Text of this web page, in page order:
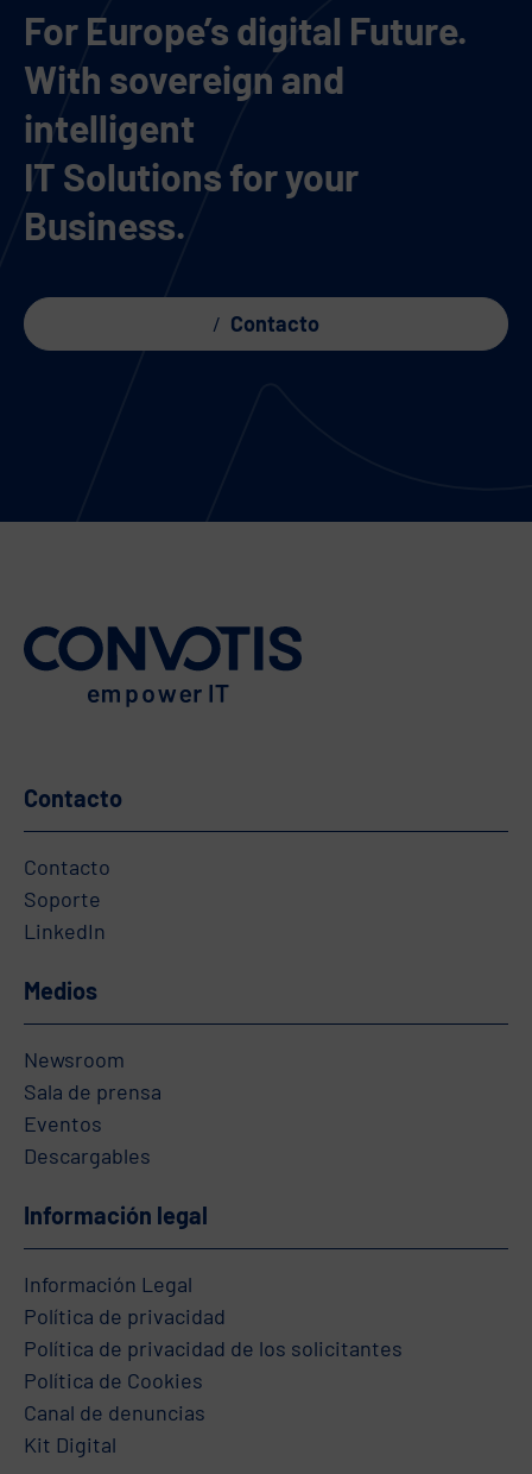
For Europe’s digital Future.
With sovereign and
intelligent
IT Solutions for your
Business.
Contacto
Contacto
Contacto
Soporte
LinkedIn
Medios
Newsroom
Sala de prensa
Eventos
Descargables
Información legal
Información Legal
Política de privacidad
Política de privacidad de los solicitantes
Política de Cookies
Canal de denuncias
Kit Digital